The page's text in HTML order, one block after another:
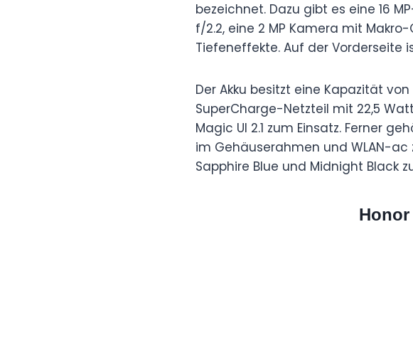
bezeichnet. Dazu gibt es eine 16
f/2.2, eine 2 MP Kamera mit
Tiefeneffekte. Auf der Vorderseite
Der Akku besitzt eine Kapazität
SuperCharge-Netzteil mit 22,5
Magic UI 2.1 zum Einsatz. Ferner
im Gehäuserahmen und WLAN-
Sapphire Blue und Midnight Black